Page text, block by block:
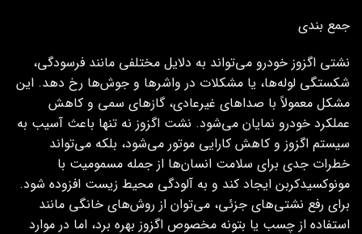
جمع بندی
نشتی اگزوز خودرو می‌تواند به دلایل مختلفی مانند فرسودگی،
شکستگی لوله‌ها، یا مشکلات در واشرها و جوش‌ها رخ دهد. این
مشکل معمولاً با صداهای غیرعادی، گازهای سمی و کاهش
عملکرد خودرو نمایان می‌شود. نشت اگزوز نه تنها باعث آسیب به
سیستم اگزوز و کاهش کارایی موتور می‌شود، بلکه می‌تواند
خطرات جدی برای سلامت انسان‌ها از جمله مسمومیت با
مونوکسیدکربن ایجاد کند و به آلودگی محیط زیست افزوده شود.
برای رفع نشتی‌های جزئی، می‌توان از روش‌های خانگی مانند
استفاده از چسب یا بتونه مخصوص اگزوز بهره برد، اما در موارد